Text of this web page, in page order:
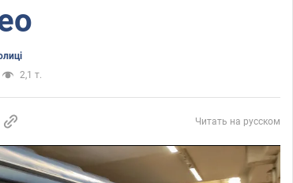
2,1 т.
Читать на русском